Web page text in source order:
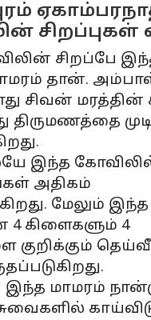
சிறப்பே
தான்.
சிவன் மரத்தின்
திருமணத்தை
இந்த
அதிகம்
மேலும் இந்த
4 கிளைகளும் 4
குறிக்கும்
மாமரம்